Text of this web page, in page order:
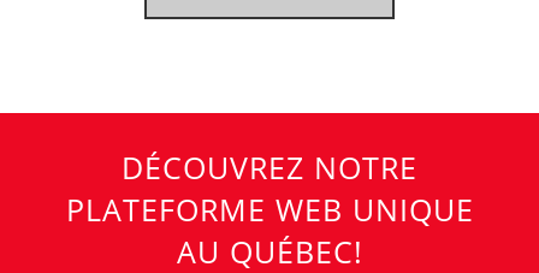
DÉCOUVREZ NOTRE
PLATEFORME WEB UNIQUE
AU QUÉBEC!